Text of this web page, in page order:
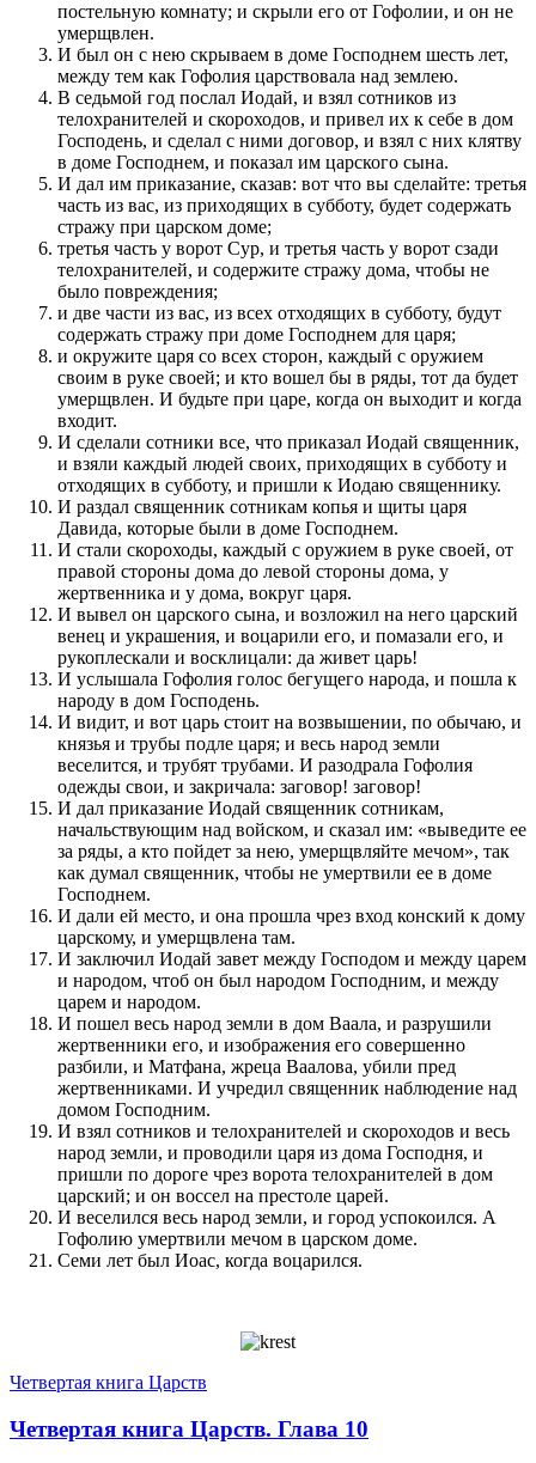
постельную комнату; и скрыли его от Гофолии, и он не
умерщвлен.
И был он с нею скрываем в доме Господнем шесть лет,
между тем как Гофолия царствовала над землею.
В седьмой год послал Иодай, и взял сотников из
телохранителей и скороходов, и привел их к себе в дом
Господень, и сделал с ними договор, и взял с них клятву
в доме Господнем, и показал им царского сына.
И дал им приказание, сказав: вот что вы сделайте: третья
часть из вас, из приходящих в субботу, будет содержать
стражу при царском доме;
третья часть у ворот Сур, и третья часть у ворот сзади
телохранителей, и содержите стражу дома, чтобы не
было повреждения;
и две части из вас, из всех отходящих в субботу, будут
содержать стражу при доме Господнем для царя;
и окружите царя со всех сторон, каждый с оружием
своим в руке своей; и кто вошел бы в ряды, тот да будет
умерщвлен. И будьте при царе, когда он выходит и когда
входит.
И сделали сотники все, что приказал Иодай священник,
и взяли каждый людей своих, приходящих в субботу и
отходящих в субботу, и пришли к Иодаю священнику.
И раздал священник сотникам копья и щиты царя
Давида, которые были в доме Господнем.
И стали скороходы, каждый с оружием в руке своей, от
правой стороны дома до левой стороны дома, у
жертвенника и у дома, вокруг царя.
И вывел он царского сына, и возложил на него царский
венец и украшения, и воцарили его, и помазали его, и
рукоплескали и восклицали: да живет царь!
И услышала Гофолия голос бегущего народа, и пошла к
народу в дом Господень.
И видит, и вот царь стоит на возвышении, по обычаю, и
князья и трубы подле царя; и весь народ земли
веселится, и трубят трубами. И разодрала Гофолия
одежды свои, и закричала: заговор! заговор!
И дал приказание Иодай священник сотникам,
начальствующим над войском, и сказал им: «выведите ее
за ряды, а кто пойдет за нею, умерщвляйте мечом», так
как думал священник, чтобы не умертвили ее в доме
Господнем.
И дали ей место, и она прошла чрез вход конский к дому
царскому, и умерщвлена там.
И заключил Иодай завет между Господом и между царем
и народом, чтоб он был народом Господним, и между
царем и народом.
И пошел весь народ земли в дом Ваала, и разрушили
жертвенники его, и изображения его совершенно
разбили, и Матфана, жреца Ваалова, убили пред
жертвенниками. И учредил священник наблюдение над
домом Господним.
И взял сотников и телохранителей и скороходов и весь
народ земли, и проводили царя из дома Господня, и
пришли по дороге чрез ворота телохранителей в дом
царский; и он воссел на престоле царей.
И веселился весь народ земли, и город успокоился. А
Гофолию умертвили мечом в царском доме.
Семи лет был Иоас, когда воцарился.
Четвертая книга Царств
Четвертая книга Царств. Глава 10